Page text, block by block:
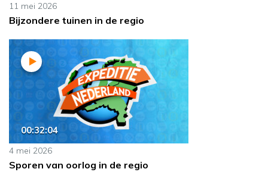
11 mei 2026
Bijzondere tuinen in de regio
00:32:04
4 mei 2026
Sporen van oorlog in de regio